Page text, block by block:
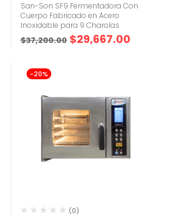
San-Son SF9 Fermentadora Con
Cuerpo Fabricado en Acero
Inoxidable para 9 Charolas
$37,200.00 $29,667.00
-20%
(0)